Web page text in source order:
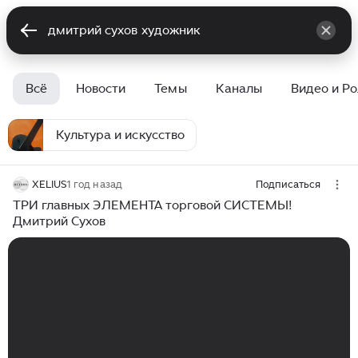
Всё Новости Темы Каналы Видео и
Культура и искусство
XELIUS1 год назад Подписаться
ТРИ главных ЭЛЕМЕНТА торговой СИСТЕМЫ!
Дмитрий Сухов